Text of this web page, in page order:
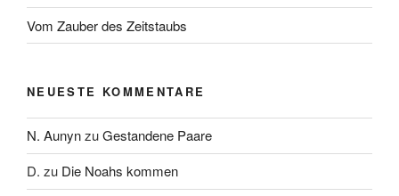
Vom Zauber des Zeitstaubs
NEUESTE KOMMENTARE
N. AunynzuGestandene Paare
D. zu Die Noahs kommen